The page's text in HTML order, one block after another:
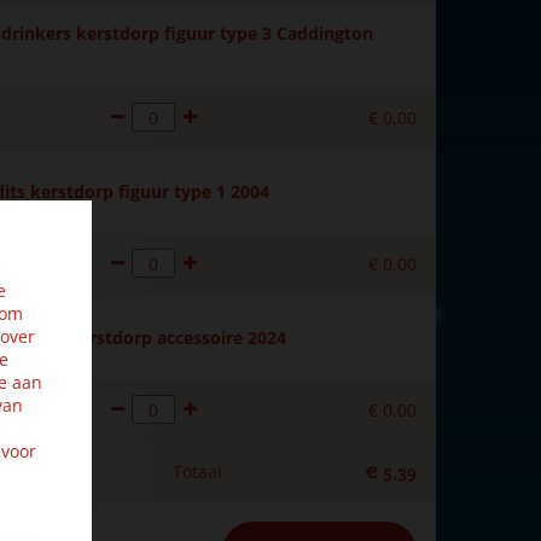
aan
kerstdorp figuur type 3 Caddington
€ 0,00
kerstdorp figuur type 1 2004
€ 0,00
kerstdorp accessoire 2024
€ 0,00
Totaal € 5,39